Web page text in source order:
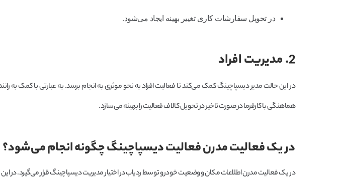
در تحویل سفارشات کاری تغییر بهینه ایجاد می‌شود.
2. مدیریت افراد
در این حالت مدیر دیسپاچینگ کمک می‌کند تا فعالیت افراد به نحو موثری به انجام برسد. به عبارتی با کمک به
هماهنگی با کارفرما در صورت تاخیر در تحویل کالاف فعالیت را بهینه می‌سازد.
در یک فعالیت مدرن فعالیت دیسپاچینگ چگونه انجام می‌شود؟
در یک فعالیت مدرن اطلاعات مکان و وضعیت خودرو توسط ردیاب در اختیار مدیریت دیسپاچینگ قرار می‌گیرد. در